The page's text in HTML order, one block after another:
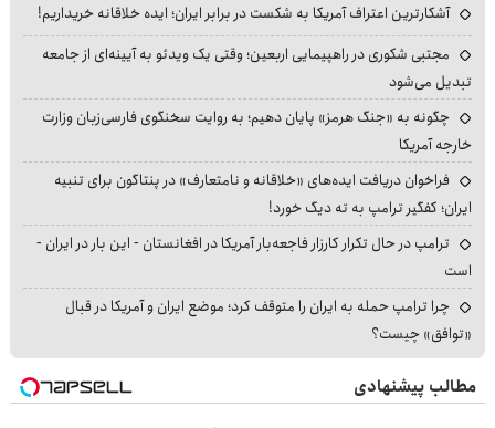
آشکارترین اعتراف آمریکا به شکست در برابر ایران؛ ایده خلاقانه خریداریم!
مجتبی شکوری در راهپیمایی اربعین؛ وقتی یک ویدئو به آیینه‌ای از جامعه
تبدیل می‌شود
چگونه به «جنگ هرمز» پایان دهیم؛ به روایت سخنگوی فارسی‌زبان وزارت
خارجه آمریکا
فراخوان دریافت ایده‌های «خلاقانه و نامتعارف» در پنتاگون برای تنبیه
ایران؛ کفگیر ترامپ به ته دیگ خورد!
ترامپ در حال تکرار کارزار فاجعه‌بار آمریکا در افغانستان - این بار در ایران -
است
چرا ترامپ حمله به ایران را متوقف کرد؛ موضع ایران و آمریکا در قبال
«توافق» چیست؟
مطالب پیشنهادی